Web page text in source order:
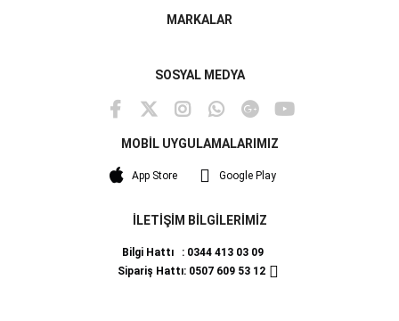
MARKALAR
SOSYAL MEDYA
MOBİL UYGULAMALARIMIZ
App Store Google Play
İLETİŞİM BİLGİLERİMİZ
Bilgi Hattı : 0344 413 03 09
Sipariş Hattı: 0507 609 53 12